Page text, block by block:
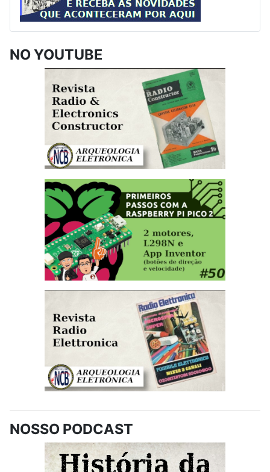
NO YOUTUBE
NOSSO PODCAST